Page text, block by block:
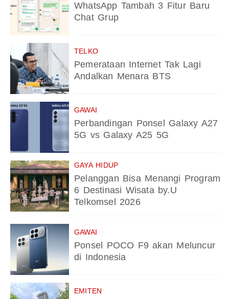
WhatsApp Tambah 3 Fitur Baru
Chat Grup
TELKO
Pemerataan Internet Tak Lagi
Andalkan Menara BTS
GAWAI
Perbandingan Ponsel Galaxy A27
5G vs Galaxy A25 5G
GAYA HIDUP
Pelanggan Bisa Menangi Program
6 Destinasi Wisata by.U
Telkomsel 2026
GAWAI
Ponsel POCO F9 akan Meluncur
di Indonesia
EMITEN